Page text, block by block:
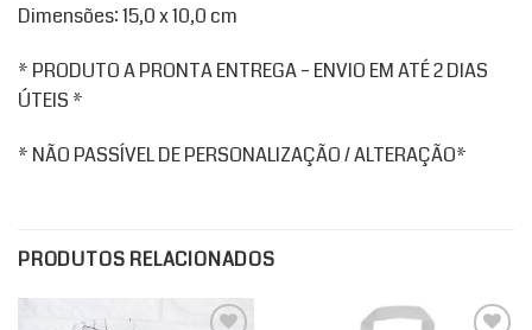
Dimensões: 15,0 x 10,0 cm
* PRODUTO A PRONTA ENTREGA – ENVIO EM ATÉ 2 DIAS
ÚTEIS *
* NÃO PASSÍVEL DE PERSONALIZAÇÃO / ALTERAÇÃO*
PRODUTOS RELACIONADOS